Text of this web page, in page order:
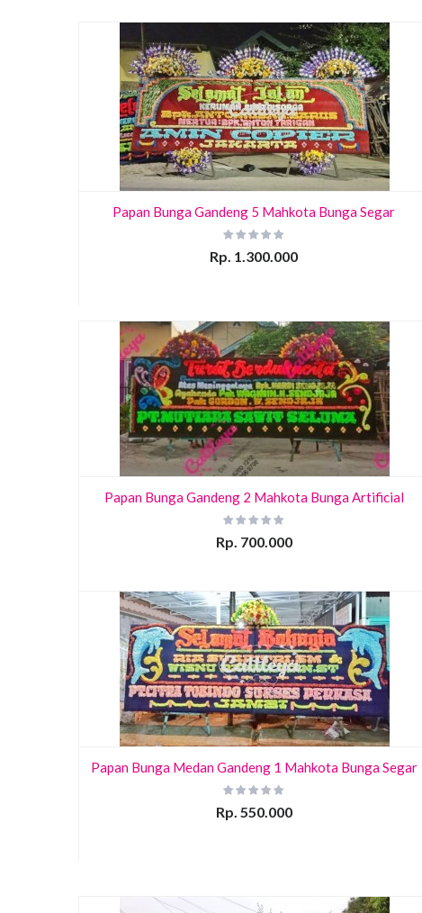
Papan Bunga Gandeng 5 Mahkota Bunga Segar
Rp. 1.300.000
Papan Bunga Gandeng 2 Mahkota Bunga Artificial
Rp. 700.000
Papan Bunga Medan Gandeng 1 Mahkota Bunga Segar
Rp. 550.000